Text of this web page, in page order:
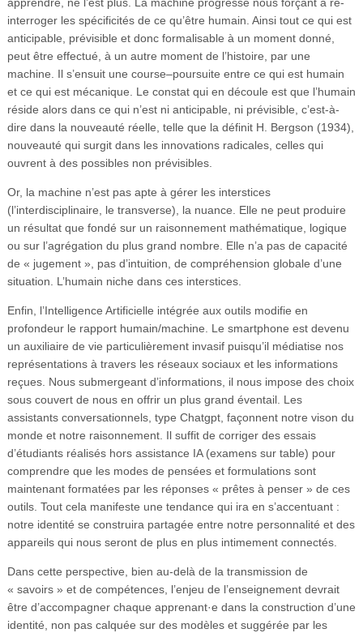
interroger les spécificités de ce qu’être humain. Ainsi tout ce qui est
anticipable, prévisible et donc formalisable à un moment donné,
peut être effectué, à un autre moment de l’histoire, par une
machine. Il s’ensuit une course–poursuite entre ce qui est humain
et ce qui est mécanique. Le constat qui en découle est que l’humain
réside alors dans ce qui n’est ni anticipable, ni prévisible, c’est-à-
dire dans la nouveauté réelle, telle que la définit H. Bergson (1934),
nouveauté qui surgit dans les innovations radicales, celles qui
ouvrent à des possibles non prévisibles.
Or, la machine n’est pas apte à gérer les interstices
(l’interdisciplinaire, le transverse), la nuance. Elle ne peut produire
un résultat que fondé sur un raisonnement mathématique, logique
ou sur l’agrégation du plus grand nombre. Elle n’a pas de capacité
de « jugement », pas d’intuition, de compréhension globale d’une
situation. L’humain niche dans ces interstices.
Enfin, l’Intelligence Artificielle intégrée aux outils modifie en
profondeur le rapport humain/machine. Le smartphone est devenu
un auxiliaire de vie particulièrement invasif puisqu’il médiatise nos
représentations à travers les réseaux sociaux et les informations
reçues. Nous submergeant d’informations, il nous impose des choix
sous couvert de nous en offrir un plus grand éventail. Les
assistants conversationnels, type Chatgpt, façonnent notre vison du
monde et notre raisonnement. Il suffit de corriger des essais
d’étudiants réalisés hors assistance IA (examens sur table) pour
comprendre que les modes de pensées et formulations sont
maintenant formatées par les réponses « prêtes à penser » de ces
outils. Tout cela manifeste une tendance qui ira en s’accentuant :
notre identité se construira partagée entre notre personnalité et des
appareils qui nous seront de plus en plus intimement connectés.
Dans cette perspective, bien au-delà de la transmission de
« savoirs » et de compétences, l’enjeu de l’enseignement devrait
être d’accompagner chaque apprenant·e dans la construction d’une
identité, non pas calquée sur des modèles et suggérée par les